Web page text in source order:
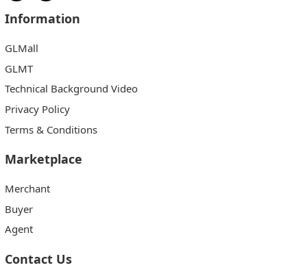
Information
GLMall
GLMT
Technical Background Video
Privacy Policy
Terms & Conditions
Marketplace
Merchant
Buyer
Agent
Contact Us